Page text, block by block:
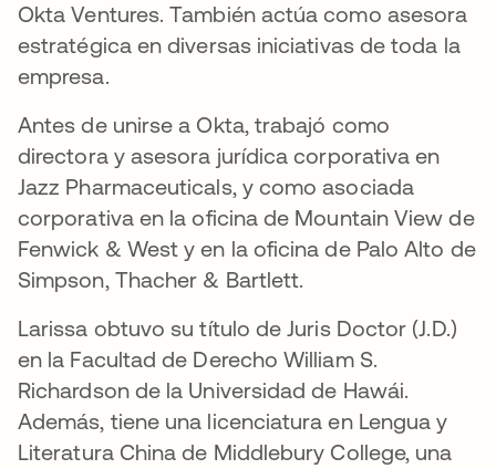
Okta Ventures. También actúa como asesora
estratégica en diversas iniciativas de toda la
empresa.
Antes de unirse a Okta, trabajó como
directora y asesora jurídica corporativa en
Jazz Pharmaceuticals, y como asociada
corporativa en la oficina de Mountain View de
Fenwick & West y en la oficina de Palo Alto de
Simpson, Thacher & Bartlett.
Larissa obtuvo su título de Juris Doctor (J.D.)
en la Facultad de Derecho William S.
Richardson de la Universidad de Hawái.
Además, tiene una licenciatura en Lengua y
Literatura China de Middlebury College, una